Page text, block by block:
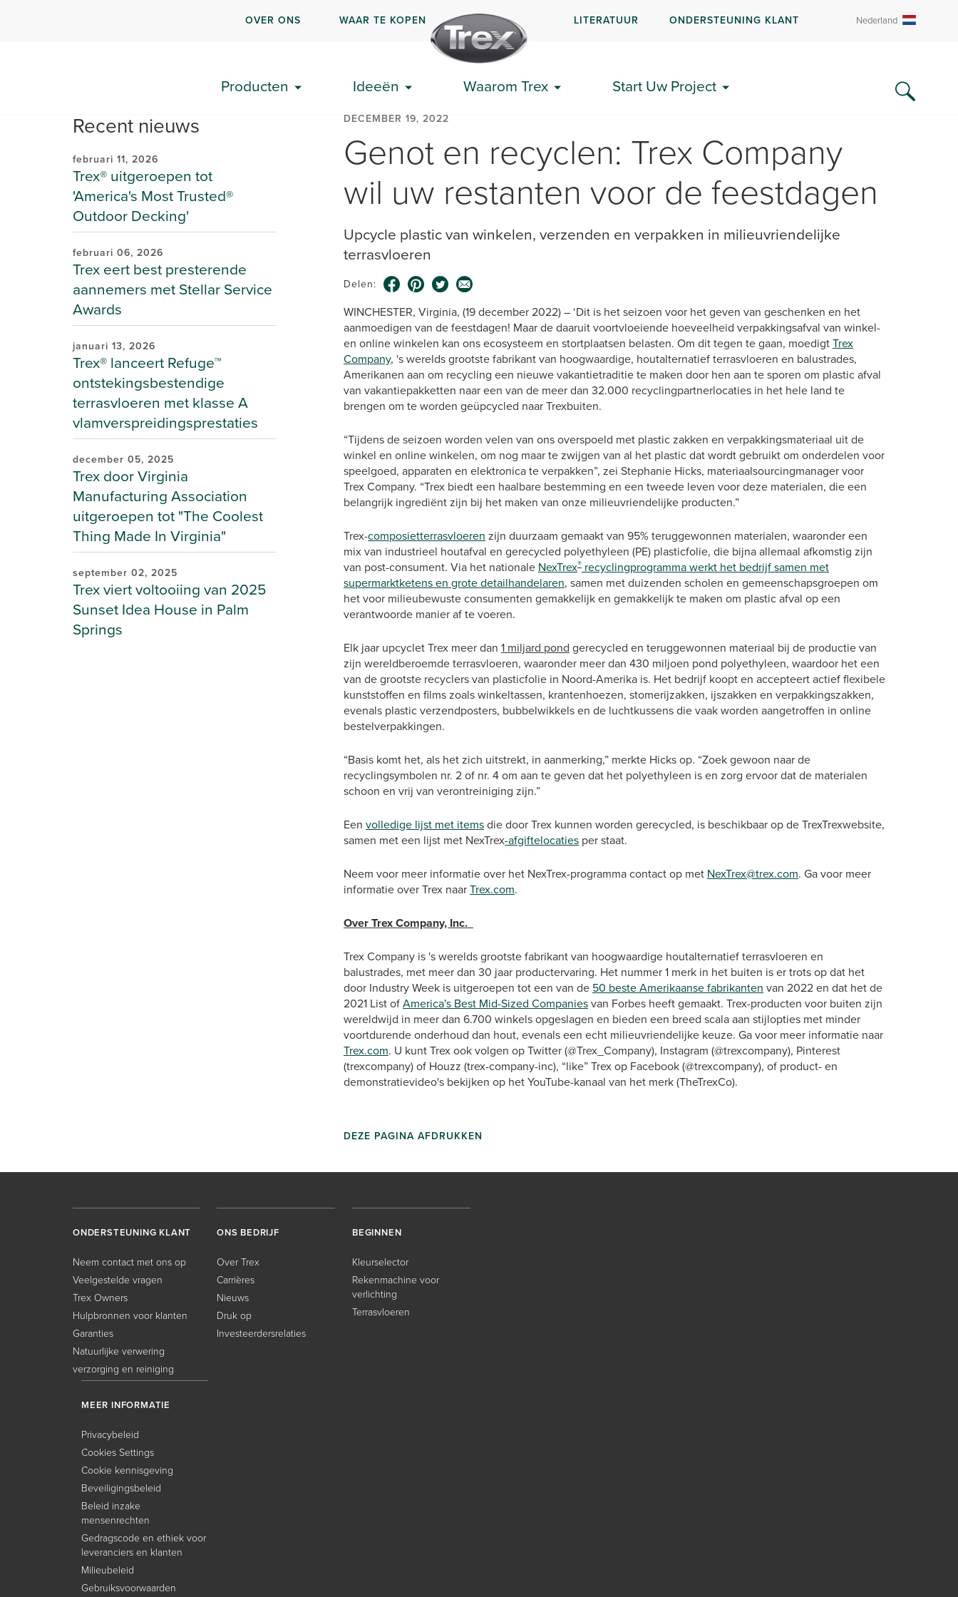
OVER ONS WAAR TE KOPEN LITERATUUR ONDERSTEUNING KLANT Nederland
Producten Ideeën Waarom Trex Start Uw Project
Recent nieuws
februari 11, 2026
Trex® uitgeroepen tot
'America's Most Trusted®
Outdoor Decking'
februari 06, 2026
Trex eert best presterende
aannemers met Stellar Service
Awards
januari 13, 2026
Trex® lanceert Refuge™
ontstekingsbestendige
terrasvloeren met klasse A
vlamverspreidingsprestaties
december 05, 2025
Trex door Virginia
Manufacturing Association
uitgeroepen tot "The Coolest
Thing Made In Virginia"
september 02, 2025
Trex viert voltooiing van 2025
Sunset Idea House in Palm
Springs
DECEMBER 19, 2022
Genot en recyclen: Trex Company
wil uw restanten voor de feestdagen
Upcycle plastic van winkelen, verzenden en verpakken in milieuvriendelijke
terrasvloeren
Delen:
WINCHESTER, Virginia, (19 december 2022) – ‘Dit is het seizoen voor het geven van geschenken en het
aanmoedigen van de feestdagen! Maar de daaruit voortvloeiende hoeveelheid verpakkingsafval van winkel-
en online winkelen kan ons ecosysteem en stortplaatsen belasten. Om dit tegen te gaan, moedigtTrex
Company, 's werelds grootste fabrikant van hoogwaardige, houtalternatief terrasvloeren en balustrades,
Amerikanen aan om recycling een nieuwe vakantietraditie te maken door hen aan te sporen om plastic afval
van vakantiepakketten naar een van de meer dan 32.000 recyclingpartnerlocaties in het hele land te
brengen om te worden geüpcycled naar Trexbuiten.
“Tijdens de seizoen worden velen van ons overspoeld met plastic zakken en verpakkingsmateriaal uit de
winkel en online winkelen, om nog maar te zwijgen van al het plastic dat wordt gebruikt om onderdelen voor
speelgoed, apparaten en elektronica te verpakken”, zei Stephanie Hicks, materiaalsourcingmanager voor
Trex Company. “Trex biedt een haalbare bestemming en een tweede leven voor deze materialen, die een
belangrijk ingrediënt zijn bij het maken van onze milieuvriendelijke producten.”
Trex-composietterrasvloeren zijn duurzaam gemaakt van 95% teruggewonnen materialen, waaronder een
mix van industrieel houtafval en gerecycled polyethyleen (PE) plasticfolie, die bijna allemaal afkomstig zijn
van post-consument. Via het nationale NexTrex® recyclingprogramma werkt het bedrijf samen met
supermarktketens en grote detailhandelaren, samen met duizenden scholen en gemeenschapsgroepen om
het voor milieubewuste consumenten gemakkelijk en gemakkelijk te maken om plastic afval op een
verantwoorde manier af te voeren.
Elk jaar upcyclet Trex meer dan 1 miljard pond gerecycled en teruggewonnen materiaal bij de productie van
zijn wereldberoemde terrasvloeren, waaronder meer dan 430 miljoen pond polyethyleen, waardoor het een
van de grootste recyclers van plasticfolie in Noord-Amerika is. Het bedrijf koopt en accepteert actief flexibele
kunststoffen en films zoals winkeltassen, krantenhoezen, stomerijzakken, ijszakken en verpakkingszakken,
evenals plastic verzendposters, bubbelwikkels en de luchtkussens die vaak worden aangetroffen in online
bestelverpakkingen.
“Basis komt het, als het zich uitstrekt, in aanmerking,” merkte Hicks op. “Zoek gewoon naar de
recyclingsymbolen nr. 2 of nr. 4 om aan te geven dat het polyethyleen is en zorg ervoor dat de materialen
schoon en vrij van verontreiniging zijn.”
Een volledige lijst met itemsdie door Trex kunnen worden gerecycled, is beschikbaar op de TrexTrexwebsite,
samen met een lijst met NexTrex-afgiftelocaties per staat.
Neem voor meer informatie over het NexTrex-programma contact op met NexTrex@trex.com. Ga voor meer
informatie over Trex naarTrex.com.
Over Trex Company, Inc.
Trex Company is 's werelds grootste fabrikant van hoogwaardige houtalternatief terrasvloeren en
balustrades, met meer dan 30 jaar productervaring. Het nummer 1 merk in het buiten is er trots op dat het
door Industry Week is uitgeroepen tot een van de 50 beste Amerikaanse fabrikanten van 2022 en dat het de
2021 List ofAmerica's Best Mid-Sized Companiesvan Forbes heeft gemaakt. Trex-producten voor buiten zijn
wereldwijd in meer dan 6.700 winkels opgeslagen en bieden een breed scala aan stijlopties met minder
voortdurende onderhoud dan hout, evenals een echt milieuvriendelijke keuze. Ga voor meer informatie naar
Trex.com. U kunt Trex ook volgen op Twitter (@Trex_Company), Instagram (@trexcompany), Pinterest
(trexcompany) of Houzz (trex-company-inc), “like” Trex op Facebook (@trexcompany), of product- en
demonstratievideo's bekijken op het YouTube-kanaal van het merk (TheTrexCo).
DEZE PAGINA AFDRUKKEN
ONDERSTEUNING KLANT
Neem contact met ons op
Veelgestelde vragen
Trex Owners
Hulpbronnen voor klanten
Garanties
Natuurlijke verwering
verzorging en reiniging
ONS BEDRIJF
Over Trex
Carrières
Nieuws
Druk op
Investeerdersrelaties
BEGINNEN
Kleurselector
Rekenmachine voor
verlichting
Terrasvloeren
MEER INFORMATIE
Privacybeleid
Cookies Settings
Cookie kennisgeving
Beveiligingsbeleid
Beleid inzake
mensenrechten
Gedragscode en ethiek voor
leveranciers en klanten
Milieubeleid
Gebruiksvoorwaarden